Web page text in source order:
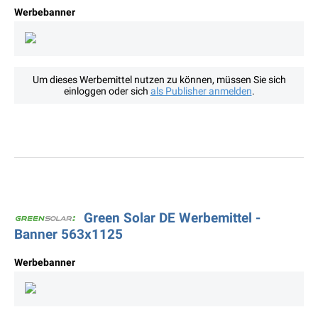
Werbebanner
Um dieses Werbemittel nutzen zu können, müssen Sie sich
einloggen oder sich als Publisher anmelden.
Green Solar DE Werbemittel -
Banner 563x1125
Werbebanner